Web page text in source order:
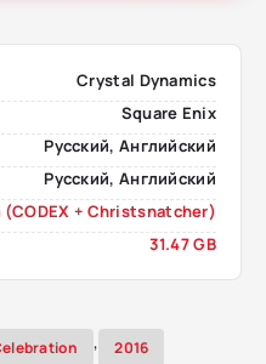
Crystal Dynamics
Square Enix
Русский, Английский
Русский, Английский
(CODEX + Christsnatcher)
31.47 GB
, 2016